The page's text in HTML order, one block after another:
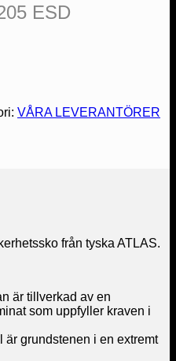
ESD
VÅRA LEVERANTÖRER
från tyska ATLAS.
är tillverkad av en
som uppfyller kraven i
är grundstenen i en extremt